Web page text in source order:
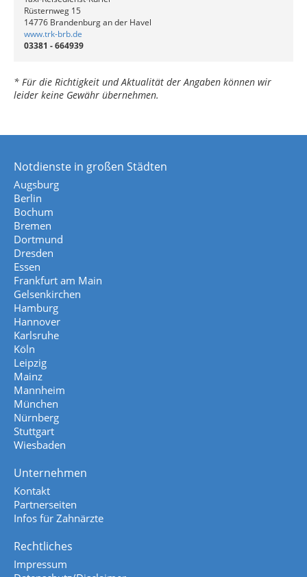
Rüsternweg 15
14776 Brandenburg an der Havel
www.trk-brb.de
03381 - 664939
* Für die Richtigkeit und Aktualität der Angaben können wir
leider keine Gewähr übernehmen.
Notdienste in großen Städten
Augsburg
Berlin
Bochum
Bremen
Dortmund
Dresden
Essen
Frankfurt am Main
Gelsenkirchen
Hamburg
Hannover
Karlsruhe
Köln
Leipzig
Mainz
Mannheim
München
Nürnberg
Stuttgart
Wiesbaden
Unternehmen
Kontakt
Partnerseiten
Infos für Zahnärzte
Rechtliches
Impressum